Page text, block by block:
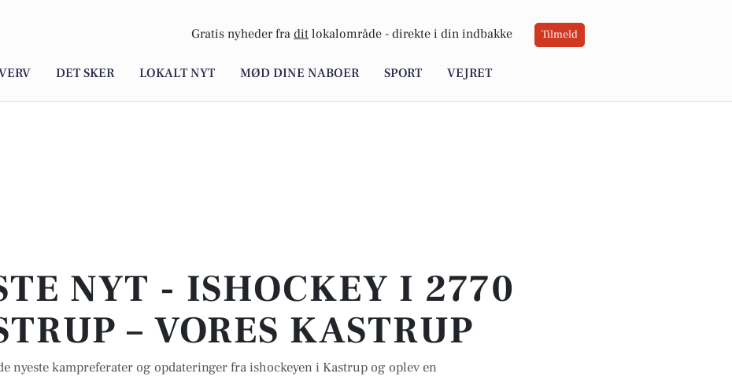
Gratis nyheder fra dit lokalområde - direkte i din indbakke Tilmeld
DET SKER LOKALT NYT MØD DINE NABOER SPORT VEJRET
NYT - ISHOCKEY I 2770
– VORES KASTRUP
nyeste kampreferater og opdateringer fra ishockeyen i Kastrup og oplev en